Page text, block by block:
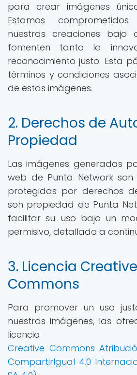
para crear imágenes
Estamos
nuestras creaciones bajo
fomenten tanto la
reconocimiento justo. Esta
términos y condiciones
de estas imágenes.
2. Derechos de
Propiedad
Las imágenes generadas
web de Punta Network
protegidas por derechos
son propiedad de Punta
facilitar su uso bajo un
permisivo, detallado a
3. Licencia Creative
Commons
Para promover un uso
nuestras imágenes, las
licencia
Creative Commons
CompartirIgual 4.0